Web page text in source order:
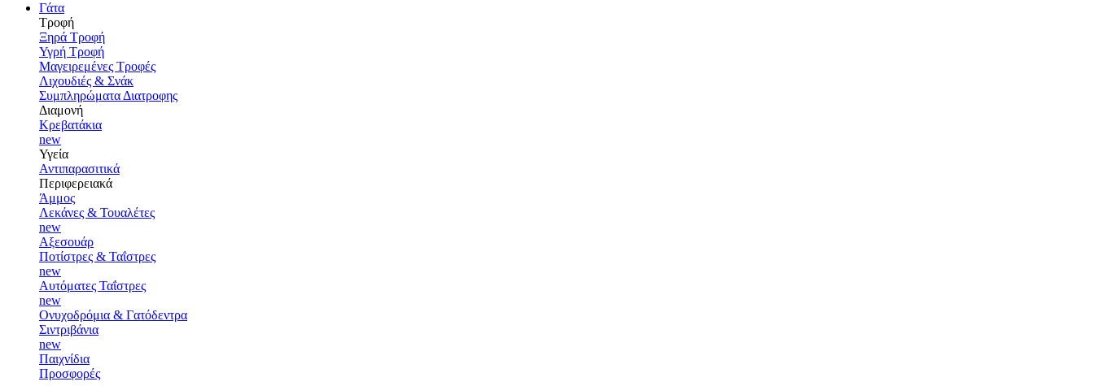
Γάτα
Τροφή
Ξηρά Τροφή
Υγρή Τροφή
Μαγειρεμένες Τροφές
Λιχουδιές & Σνάκ
Συμπληρώματα Διατροφης
Διαμονή
Κρεβατάκια
new
Υγεία
Αντιπαρασιτικά
Περιφερειακά
Άμμος
Λεκάνες & Τουαλέτες
new
Αξεσουάρ
Ποτίστρες & Ταΐστρες
new
Αυτόματες Ταΐστρες
new
Ονυχοδρόμια & Γατόδεντρα
Σιντριβάνια
new
Παιχνίδια
Προσφορές